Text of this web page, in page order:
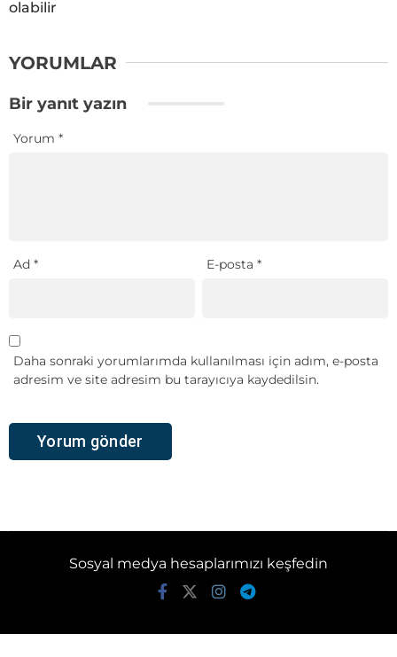
olabilir
YORUMLAR
Bir yanıt yazın
Yorum *
Ad * E-posta*
Daha sonraki yorumlarımda kullanılması için adım, e-posta
adresim ve site adresim bu tarayıcıya kaydedilsin.
Sosyal medya hesaplarımızı keşfedin